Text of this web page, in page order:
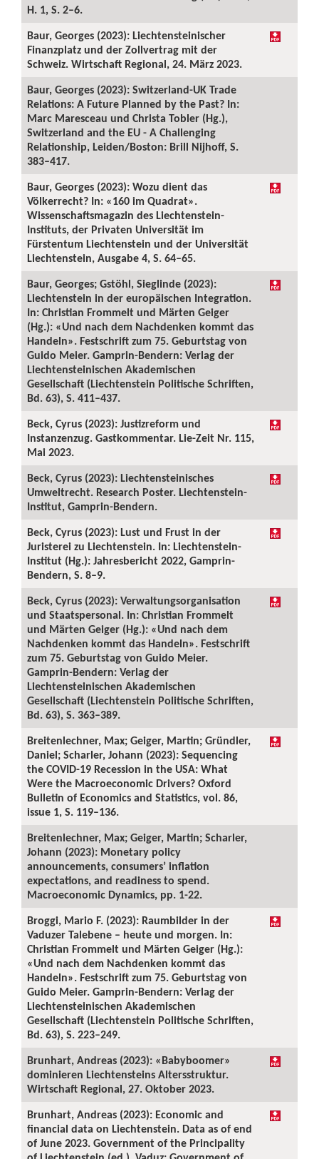
H. 1, S. 2–6.
Baur, Georges (2023): Liechtensteinischer
Finanzplatz und der Zollvertrag mit der
Schweiz. Wirtschaft Regional, 24. März 2023.
Baur, Georges (2023): Switzerland-UK Trade
Relations: A Future Planned by the Past? In:
Marc Maresceau und Christa Tobler (Hg.),
Switzerland and the EU - A Challenging
Relationship, Leiden/Boston: Brill Nijhoff, S.
383–417.
Baur, Georges (2023): Wozu dient das
Völkerrecht? In: «160 im Quadrat».
Wissenschaftsmagazin des Liechtenstein-
Instituts, der Privaten Universität im
Fürstentum Liechtenstein und der Universität
Liechtenstein, Ausgabe 4, S. 64–65.
Baur, Georges; Gstöhl, Sieglinde (2023):
Liechtenstein in der europäischen Integration.
In: Christian Frommelt und Märten Geiger
(Hg.): «Und nach dem Nachdenken kommt das
Handeln». Festschrift zum 75. Geburtstag von
Guido Meier. Gamprin-Bendern: Verlag der
Liechtensteinischen Akademischen
Gesellschaft (Liechtenstein Politische Schriften,
Bd. 63), S. 411–437.
Beck, Cyrus (2023): Justizreform und
Instanzenzug. Gastkommentar. Lie-Zeit Nr. 115,
Mai 2023.
Beck, Cyrus (2023): Liechtensteinisches
Umweltrecht. Research Poster. Liechtenstein-
Institut, Gamprin-Bendern.
Beck, Cyrus (2023): Lust und Frust in der
Juristerei zu Liechtenstein. In: Liechtenstein-
Institut (Hg.): Jahresbericht 2022, Gamprin-
Bendern, S. 8–9.
Beck, Cyrus (2023): Verwaltungsorganisation
und Staatspersonal. In: Christian Frommelt
und Märten Geiger (Hg.): «Und nach dem
Nachdenken kommt das Handeln». Festschrift
zum 75. Geburtstag von Guido Meier.
Gamprin-Bendern: Verlag der
Liechtensteinischen Akademischen
Gesellschaft (Liechtenstein Politische Schriften,
Bd. 63), S. 363–389.
Breitenlechner, Max; Geiger, Martin; Gründler,
Daniel; Scharler, Johann (2023): Sequencing
the COVID-19 Recession in the USA: What
Were the Macroeconomic Drivers? Oxford
Bulletin of Economics and Statistics, vol. 86,
issue 1, S. 119–136.
Breitenlechner, Max; Geiger, Martin; Scharler,
Johann (2023): Monetary policy
announcements, consumers’ inflation
expectations, and readiness to spend.
Macroeconomic Dynamics, pp. 1-22.
Broggi, Mario F. (2023): Raumbilder in der
Vaduzer Talebene – heute und morgen. In:
Christian Frommelt und Märten Geiger (Hg.):
«Und nach dem Nachdenken kommt das
Handeln». Festschrift zum 75. Geburtstag von
Guido Meier. Gamprin-Bendern: Verlag der
Liechtensteinischen Akademischen
Gesellschaft (Liechtenstein Politische Schriften,
Bd. 63), S. 223–249.
Brunhart, Andreas (2023): «Babyboomer»
dominieren Liechtensteins Altersstruktur.
Wirtschaft Regional, 27. Oktober 2023.
Brunhart, Andreas (2023): Economic and
financial data on Liechtenstein. Data as of end
of June 2023. Government of the Principality